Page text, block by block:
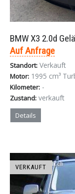
BMW X3 2.0d
Auf Anfrage
Standort: Verkauft
Motor: 1995 cm³
Kilometer: -
Zustand: verkauft
Details
VERKAUFT